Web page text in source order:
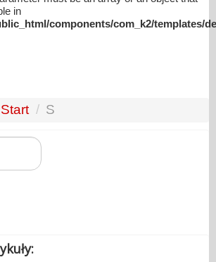
in
components/com_k2/templates/
Start / S